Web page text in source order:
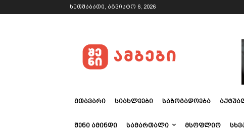
ხუთშაბათი, აგვისტო 6, 2026
ᲛᲗᲐᲕᲐᲠᲘ ᲡᲘᲐᲮᲚᲔᲔᲑᲘ ᲡᲐᲖᲝᲒᲐᲓᲝᲔᲑᲐ
ᲨᲔᲜᲘ ᲐᲛᲘᲜᲓᲘ ᲡᲐᲛᲐᲠᲗᲐᲚᲘ ᲛᲡᲝᲤᲚᲘᲝ